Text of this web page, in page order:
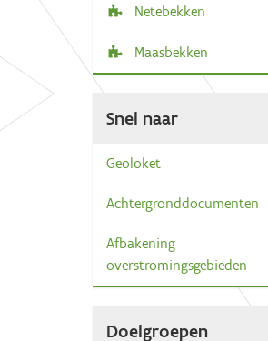
Netebekken
Maasbekken
Snel naar
Geoloket
Achtergronddocumenten
Afbakening
overstromingsgebieden
Doelgroepen